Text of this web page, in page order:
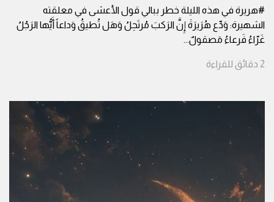
#هريرة في هذه الليلة خطر ببالي قول الأعشى في معلقته
الشهيرة: وَدِّع هُرَيرَةَ إِنَّ الرَكبَ مُرتَحِلُ وَهَل تُطيقُ وَداعاً أَيُّها الرَجُلُ
غَرّاءُ فَرعاءُ مَصقولٌ...
2 دقائق للقراءة